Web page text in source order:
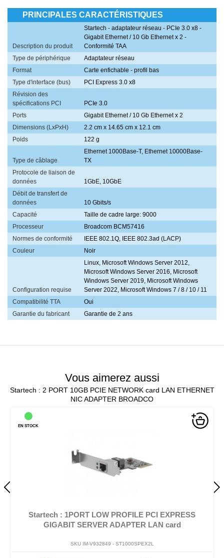
PRINCIPALES CARACTÉRISTIQUES
Description du produit
Startech - adaptateur réseau - PCIe 3.0 x8 -
Gigabit Ethernet / 10 Gb Ethernet x 2 -
Conformité TAA
Type de périphérique
Adaptateur réseau
Format
Carte enfichable - profil bas
Type d'interface (bus)
PCI Express 3.0 x8
Révision des
spécifications PCI
PCIe 3.0
Ports
Gigabit Ethernet / 10 Gb Ethernet x 2
Dimensions (LxPxH)
2.2 cm x 14.65 cm x 12.1 cm
Poids
122 g
Type de câblage
Ethernet 1000Base-T, Ethernet 10000Base-
TX
Protocole de liaison de
données
1GbE, 10GbE
Débit de transfert de
données
10 Gbits/s
Capacité
Taille de cadre large: 9000
Processeur
Broadcom BCM57416
Normes de conformité
IEEE 802.1Q, IEEE 802.3ad (LACP)
Couleur
Noir
Configuration requise
Linux, Microsoft Windows Server 2012,
Microsoft Windows Server 2016, Microsoft
Windows Server 2019, Microsoft Windows
Server 2022, Microsoft Windows 7 / 8 / 10 / 11
Compatibilité TTA
Oui
Garantie du fabricant
Garantie de 2 ans
Vous aimerez aussi
Startech : 2 PORT 10GB PCIE NETWORK card LAN ETHERNET
NIC ADAPTER BROADCO
Startech : 1PORT LOW PROFILE PCI EXPRESS
GIGABIT SERVER ADAPTER LAN card
SKU IM-V932849 - ST1000SPEX2L
EN STOCK